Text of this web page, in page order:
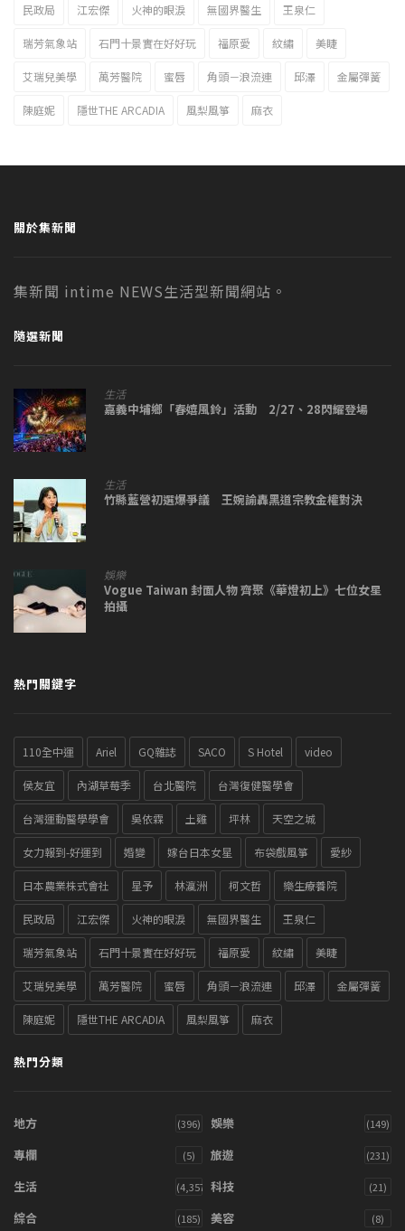
民政局 江宏傑 火神的眼淚 無國界醫生 王泉仁
瑞芳氣象站 石門十景實在好好玩 福原愛 紋繡 美睫
艾瑞兒美學 萬芳醫院 蜜唇 角頭－浪流連 邱澤 金屬彈簧
陳庭妮 隱世THE ARCADIA 風梨風箏 麻衣
關於集新聞
集新聞 intime NEWS生活型新聞網站。
隨選新聞
生活
嘉義中埔鄉「春嬉風鈴」活動 2/27、28閃耀登場
生活
竹縣藍營初選爆爭議 王婉諭轟黑道宗教金權對決
娛樂
Vogue Taiwan 封面人物 齊聚《華燈初上》七位女星
拍攝
熱門關鍵字
110全中運 Ariel GQ雜誌 SACO S Hotel video
侯友宜 內湖草莓季 台北醫院 台灣復健醫學會
台灣運動醫學學會 吳依霖 土雞 坪林 天空之城
女力報到-好運到 婚變 嫁台日本女星 布袋戲風箏 愛紗
日本農業株式會社 星予 林瀛洲 柯文哲 樂生療養院
民政局 江宏傑 火神的眼淚 無國界醫生 王泉仁
瑞芳氣象站 石門十景實在好好玩 福原愛 紋繡 美睫
艾瑞兒美學 萬芳醫院 蜜唇 角頭－浪流連 邱澤 金屬彈簧
陳庭妮 隱世THE ARCADIA 風梨風箏 麻衣
熱門分類
地方 (396) 娛樂 (149)
專欄 (5) 旅遊 (231)
生活 (4,357) 科技 (21)
綜合 (185) 美容 (8)